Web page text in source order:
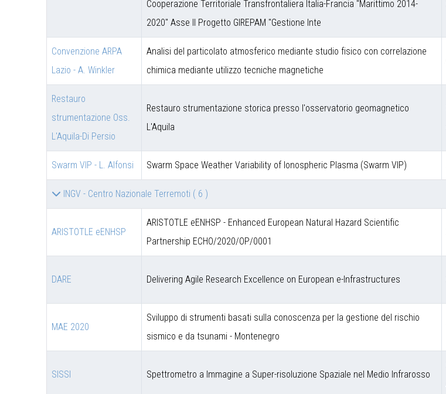
Cooperazione Territoriale Transfrontaliera Italia-Francia "Marittimo 2014-
2020" Asse II Progetto GIREPAM "Gestione Inte
Convenzione ARPA
Lazio - A. Winkler
Analisi del particolato atmosferico mediante studio fisico con correlazione
chimica mediante utilizzo tecniche magnetiche
Restauro
strumentazione Oss.
L'Aquila-Di Persio
Restauro strumentazione storica presso l'osservatorio geomagnetico
L'Aquila
Swarm VIP - L. Alfonsi Swarm Space Weather Variability of Ionospheric Plasma (Swarm VIP)
INGV - Centro Nazionale Terremoti ( 6 )
ARISTOTLE eENHSP
ARISTOTLE eENHSP - Enhanced European Natural Hazard Scientific
Partnership ECHO/2020/OP/0001
DARE Delivering Agile Research Excellence on European e-Infrastructures
MAE 2020
Sviluppo di strumenti basati sulla conoscenza per la gestione del rischio
sismico e da tsunami - Montenegro
SISSI Spettrometro a Immagine a Super-risoluzione Spaziale nel Medio Infrarosso